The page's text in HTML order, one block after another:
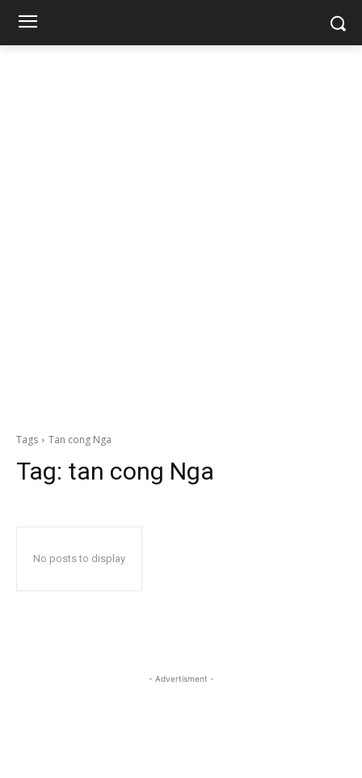
Tags Tan cong Nga
Tag: tan cong Nga
No posts to display
- Advertisment -